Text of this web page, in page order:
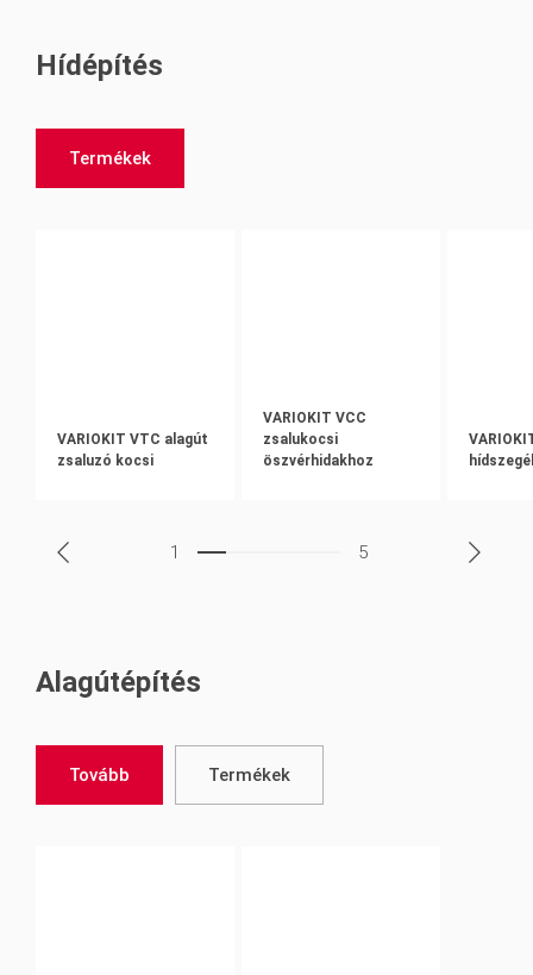
Hídépítés
Termékek
VARIOKIT VTC alagút
zsaluzó kocsi
VARIOKIT VCC
zsalukocsi
öszvérhidakhoz
1 5
Alagútépítés
Tovább Termékek